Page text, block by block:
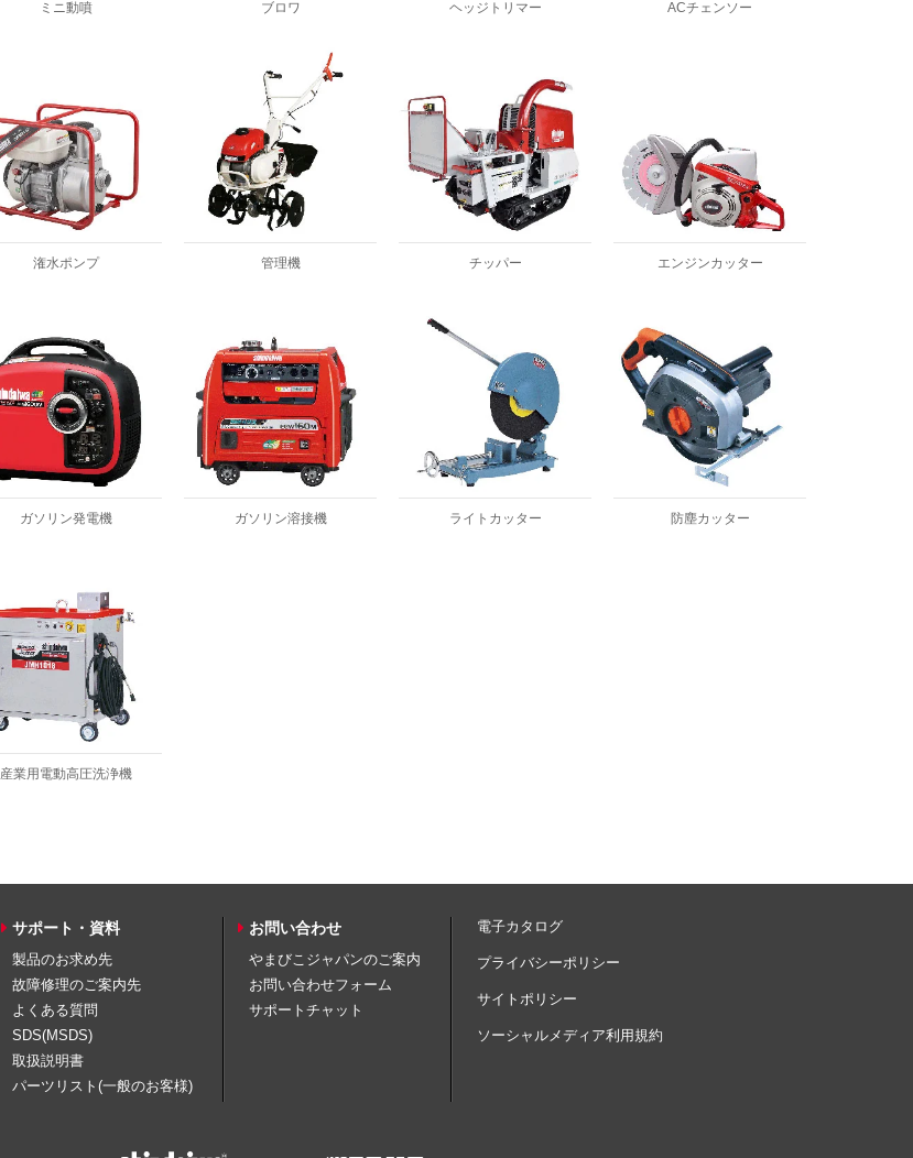
ミニ動噴 ブロワ ヘッジトリマー ACチェンソー
潅水ポンプ 管理機 チッパー エンジンカッター
ガソリン発電機 ガソリン溶接機 ライトカッター 防塵カッター
産業用電動高圧洗浄機
サポート・資料
製品のお求め先
故障修理のご案内先
よくある質問
SDS(MSDS)
取扱説明書
パーツリスト(一般のお客様)
お問い合わせ
やまびこジャパンのご案内
お問い合わせフォーム
サポートチャット
電子カタログ
プライバシーポリシー
サイトポリシー
ソーシャルメディア利用規約